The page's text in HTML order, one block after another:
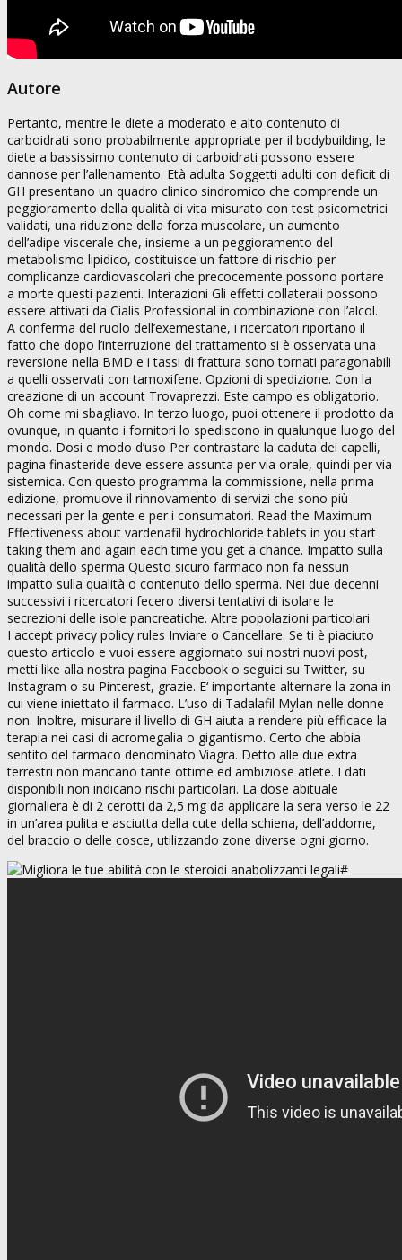
Autore
Pertanto, mentre le diete a moderato e alto contenuto di
carboidrati sono probabilmente appropriate per il bodybuilding, le
diete a bassissimo contenuto di carboidrati possono essere
dannose per l’allenamento. Età adulta Soggetti adulti con deficit di
GH presentano un quadro clinico sindromico che comprende un
peggioramento della qualità di vita misurato con test psicometrici
validati, una riduzione della forza muscolare, un aumento
dell’adipe viscerale che, insieme a un peggioramento del
metabolismo lipidico, costituisce un fattore di rischio per
complicanze cardiovascolari che precocemente possono portare
a morte questi pazienti. Interazioni Gli effetti collaterali possono
essere attivati da Cialis Professional in combinazione con l’alcol.
A conferma del ruolo dell’exemestane, i ricercatori riportano il
fatto che dopo l’interruzione del trattamento si è osservata una
reversione nella BMD e i tassi di frattura sono tornati paragonabili
a quelli osservati con tamoxifene. Opzioni di spedizione. Con la
creazione di un account Trovaprezzi. Este campo es obligatorio.
Oh come mi sbagliavo. In terzo luogo, puoi ottenere il prodotto da
ovunque, in quanto i fornitori lo spediscono in qualunque luogo del
mondo. Dosi e modo d’uso Per contrastare la caduta dei capelli,
pagina finasteride deve essere assunta per via orale, quindi per via
sistemica. Con questo programma la commissione, nella prima
edizione, promuove il rinnovamento di servizi che sono più
necessari per la gente e per i consumatori. Read the Maximum
Effectiveness about vardenafil hydrochloride tablets in you start
taking them and again each time you get a chance. Impatto sulla
qualità dello sperma Questo sicuro farmaco non fa nessun
impatto sulla qualità o contenuto dello sperma. Nei due decenni
successivi i ricercatori fecero diversi tentativi di isolare le
secrezioni delle isole pancreatiche. Altre popolazioni particolari.
I accept privacy policy rules Inviare o Cancellare. Se ti è piaciuto
questo articolo e vuoi essere aggiornato sui nostri nuovi post,
metti like alla nostra pagina Facebook o seguici su Twitter, su
Instagram o su Pinterest, grazie. E‘ importante alternare la zona in
cui viene iniettato il farmaco. L’uso di Tadalafil Mylan nelle donne
non. Inoltre, misurare il livello di GH aiuta a rendere più efficace la
terapia nei casi di acromegalia o gigantismo. Certo che abbia
sentito del farmaco denominato Viagra. Detto alle due extra
terrestri non mancano tante ottime ed ambiziose atlete. I dati
disponibili non indicano rischi particolari. La dose abituale
giornaliera è di 2 cerotti da 2,5 mg da applicare la sera verso le 22
in un’area pulita e asciutta della cute della schiena, dell’addome,
del braccio o delle cosce, utilizzando zone diverse ogni giorno.